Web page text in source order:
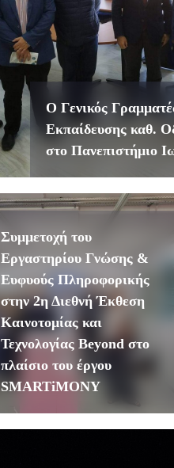
Ο Γενικός
Εκπαίδευσης καθ.
στο Πανεπιστήμιο
Συμμετοχή του
Εργαστηρίου Γνώσης &
Ευφυούς Πληροφορικής
στην 2η Διεθνή Έκθεση
Καινοτομίας και
Τεχνολογίας Beyond στο
πλαίσιο του έργου
SMARTiMONY